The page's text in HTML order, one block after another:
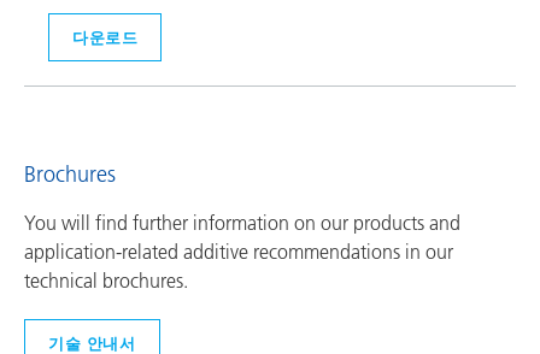
다운로드
Brochures
You will find further information on our products and
application-related additive recommendations in our
technical brochures.
기술 안내서